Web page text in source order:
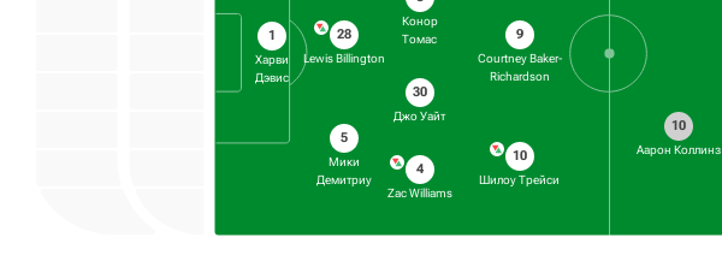
1
Харви
Дэвис
28
Lewis Billington
5
Мики
Демитриу
Конор
Томас
30
Джо Уайт
4
Zac Williams
9
Courtney Baker-
Richardson
10
Шилоу Трейси
10
Аарон Коллинз